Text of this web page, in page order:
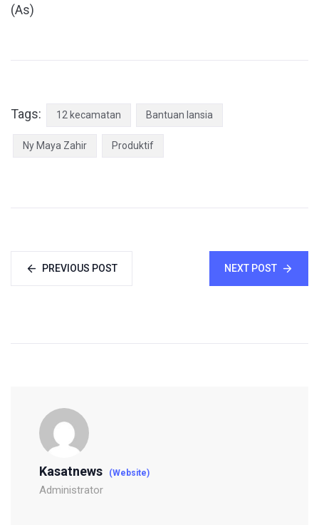
(As)
Tags: 12 kecamatan Bantuan lansia
Ny Maya Zahir Produktif
PREVIOUS POST NEXT POST
Kasatnews (Website)
Administrator